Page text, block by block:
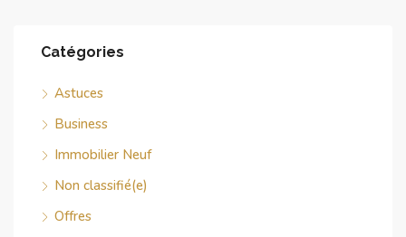
Catégories
Astuces
Business
Immobilier Neuf
Non classifié(e)
Offres